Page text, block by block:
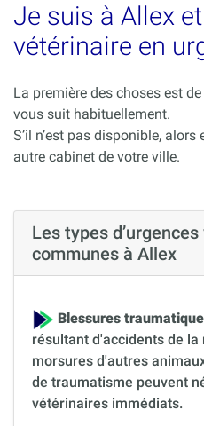
Je suis à Allex
vétérinaire en
La première des choses est
vous suit habituellement.
S’il n’est pas disponible,
autre cabinet de votre ville.
Les types
communes à Allex
Blessures
résultant d'accidents de la
morsures d'autres
de traumatisme peuvent
vétérinaires immédiats.